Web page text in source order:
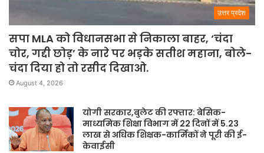
उत्तर प्रदेश
सपा MLA को विधानसभा से निकाला बाहर, ‘चंदा
चोर, गद्दी छोड़’ के नारे पर भड़के सतीश महाना, बोले-
चंदा दिया हो तो रसीद दिखाओ.
August 4, 2026
योगी सरकार,बुलेट की रफ्तार: बेसिक-
माध्यमिक शिक्षा विभाग में 22 दिनों में 5.23
लाख से अधिक शिक्षक-कार्मिकों ने पूरी की ई-
केवाईसी